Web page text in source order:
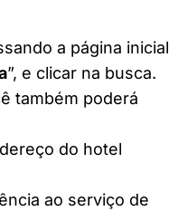
a página inicial
”, e clicar na busca.
também poderá
do hotel
ao serviço de